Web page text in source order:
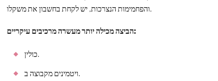
והפחמימות הנצרכות, יש לקחת בחשבון את משקלו.
הביצה מכילה יותר מעשרה מרכיבים עיקריים:
כולין.
ויטמינים מקבוצה ב.